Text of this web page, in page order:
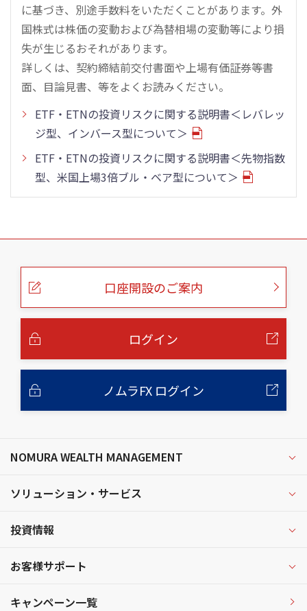
に基づき、別途手数料をいただくことがあります。外
国株式は株価の変動および為替相場の変動等により損
失が生じるおそれがあります。
詳しくは、契約締結前交付書面や上場有価証券等書
面、目論見書、等をよくお読みください。
ETF・ETNの投資リスクに関する説明書＜レバレッ
ジ型、インバース型について＞
ETF・ETNの投資リスクに関する説明書＜先物指数
型、米国上場3倍ブル・ベア型について＞
こ
口座開設のご案内
ログイン
ノムラFX ログイン
NOMURA WEALTH MANAGEMENT
ソリューション・サービス
投資情報
お客様サポート
キャンペーン一覧